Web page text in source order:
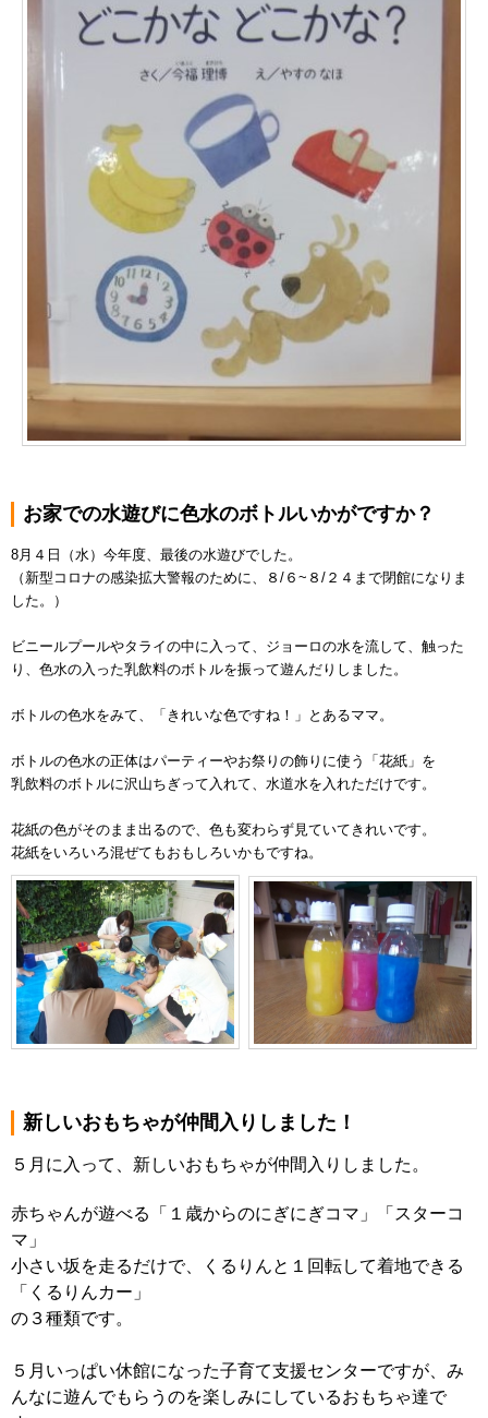
お家での水遊びに色水のボトルいかがですか？
8月４日（水）今年度、最後の水遊びでした。
（新型コロナの感染拡大警報のために、８/６~８/２４まで閉館になりま
した。）
ビニールプールやタライの中に入って、ジョーロの水を流して、触った
り、色水の入った乳飲料のボトルを振って遊んだりしました。
ボトルの色水をみて、「きれいな色ですね！」とあるママ。
ボトルの色水の正体はパーティーやお祭りの飾りに使う「花紙」を
乳飲料のボトルに沢山ちぎって入れて、水道水を入れただけです。
花紙の色がそのまま出るので、色も変わらず見ていてきれいです。
花紙をいろいろ混ぜてもおもしろいかもですね。
新しいおもちゃが仲間入りしました！
５月に入って、新しいおもちゃが仲間入りしました。
赤ちゃんが遊べる「１歳からのにぎにぎコマ」「スターコ
マ」
小さい坂を走るだけで、くるりんと１回転して着地できる
「くるりんカー」
の３種類です。
５月いっぱい休館になった子育て支援センターですが、み
んなに遊んでもらうのを楽しみにしているおもちゃ達で